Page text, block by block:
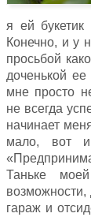
я ей
Конечно, и у
просьбой
доченькой
мне просто
не всегда
начинает
мало, вот
Таньке
возможности,
гараж и